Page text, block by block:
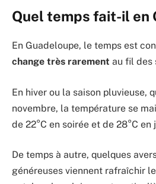
Quel temps fait-il en
En Guadeloupe, le temps est
change très rarement au fil des
En hiver ou la saison pluvieuse,
novembre, la température se
de 22°C en soirée et de 28°C en
De temps à autre, quelques
généreuses viennent rafraîchir